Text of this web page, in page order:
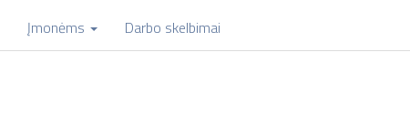
Įmonėms Darbo skelbimai